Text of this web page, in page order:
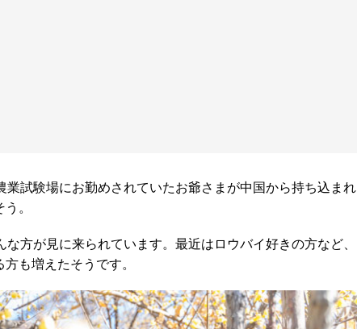
試験場にお勤めされていたお爺さまが中国から持ち込まれ
。
方が見に来られています。最近はロウバイ好きの方など、
も増えたそうです。